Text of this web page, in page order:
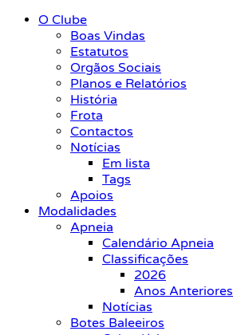
O Clube
Boas Vindas
Estatutos
Orgãos Sociais
Planos e Relatórios
História
Frota
Contactos
Notícias
Em lista
Tags
Apoios
Modalidades
Apneia
Calendário Apneia
Classificações
2026
Anos Anteriores
Notícias
Botes Baleeiros